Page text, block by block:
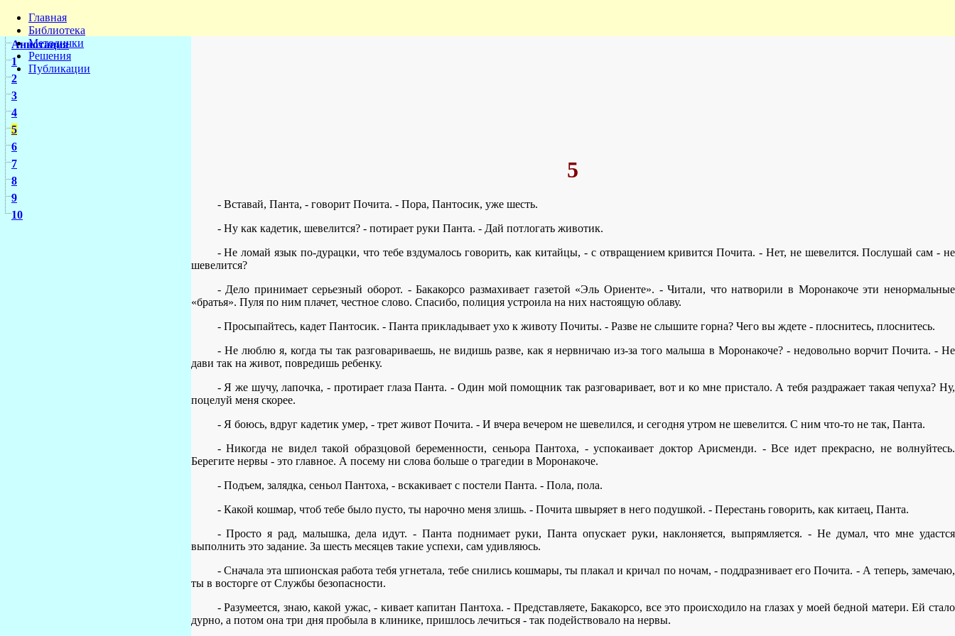
Главная
Библиотека
Методички
Решения
Публикации
Аннотация
1
2
3
4
5
6
7
8
9
10
5
- Вставай, Панта, - говорит Почита. - Пора, Пантосик, уже шесть.
- Ну как кадетик, шевелится? - потирает руки Панта. - Дай потлогать животик.
- Не ломай язык по-дурацки, что тебе вздумалось говорить, как китайцы, - с отвращением кривится Почита. - Нет, не шевелится. Послушай сам - не
шевелится?
- Дело принимает серьезный оборот. - Бакакорсо размахивает газетой «Эль Ориенте». - Читали, что натворили в Моронакоче эти ненормальные
«братья». Пуля по ним плачет, честное слово. Спасибо, полиция устроила на них настоящую облаву.
- Просыпайтесь, кадет Пантосик. - Панта прикладывает ухо к животу Почиты. - Разве не слышите горна? Чего вы ждете - плоснитесь, плоснитесь.
- Не люблю я, когда ты так разговариваешь, не видишь разве, как я нервничаю из-за того малыша в Моронакоче? - недовольно ворчит Почита. - Не
дави так на живот, повредишь ребенку.
- Я же шучу, лапочка, - протирает глаза Панта. - Один мой помощник так разговаривает, вот и ко мне пристало. А тебя раздражает такая чепуха? Ну,
поцелуй меня скорее.
- Я боюсь, вдруг кадетик умер, - трет живот Почита. - И вчера вечером не шевелился, и сегодня утром не шевелится. С ним что-то не так, Панта.
- Никогда не видел такой образцовой беременности, сеньора Пантоха, - успокаивает доктор Арисменди. - Все идет прекрасно, не волнуйтесь.
Берегите нервы - это главное. А посему ни слова больше о трагедии в Моронакоче.
- Подъем, залядка, сеньол Пантоха, - вскакивает с постели Панта. - Пола, пола.
- Какой кошмар, чтоб тебе было пусто, ты нарочно меня злишь. - Почита швыряет в него подушкой. - Перестань говорить, как китаец, Панта.
- Просто я рад, малышка, дела идут. - Панта поднимает руки, Панта опускает руки, наклоняется, выпрямляется. - Не думал, что мне удастся
выполнить это задание. За шесть месяцев такие успехи, сам удивляюсь.
- Сначала эта шпионская работа тебя угнетала, тебе снились кошмары, ты плакал и кричал по ночам, - поддразнивает его Почита. - А теперь, замечаю,
ты в восторге от Службы безопасности.
- Разумеется, знаю, какой ужас, - кивает капитан Пантоха. - Представляете, Бакакорсо, все это происходило на глазах у моей бедной матери. Ей стало
дурно, а потом она три дня пробыла в клинике, пришлось лечиться - так подействовало на нервы.